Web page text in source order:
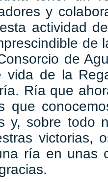
y
actividad
de
de
vida de la
Ría que
que
y, sobre todo
victorias,
ría en unas